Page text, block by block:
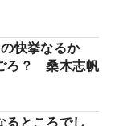
の快挙なるか
ろ？ 桑木志帆
るところでし